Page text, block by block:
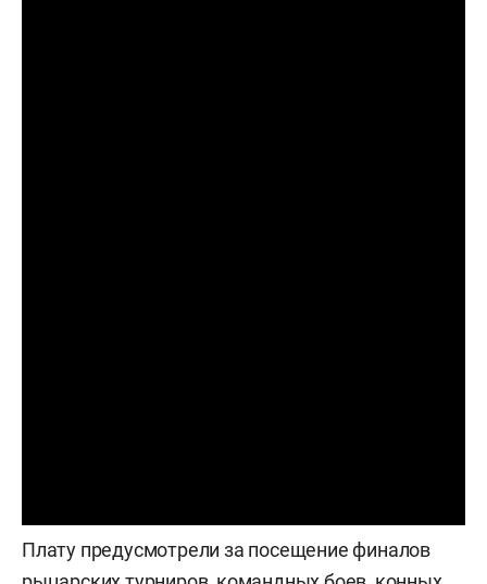
Плату предусмотрели за посещение финалов